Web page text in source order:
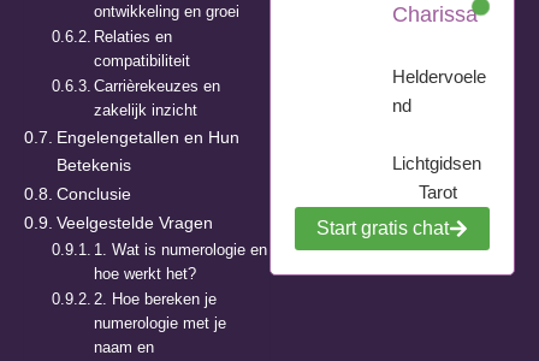
ontwikkeling en groei
Relaties en
compatibiliteit
Carrièrekeuzes en
zakelijk inzicht
Engelengetallen en Hun
Betekenis
Conclusie
Veelgestelde Vragen
1. Wat is numerologie en
hoe werkt het?
2. Hoe bereken je
numerologie met je
naam en
Charissa
Heldervoele
nd
Lichtgidsen
Tarot
Start gratis chat